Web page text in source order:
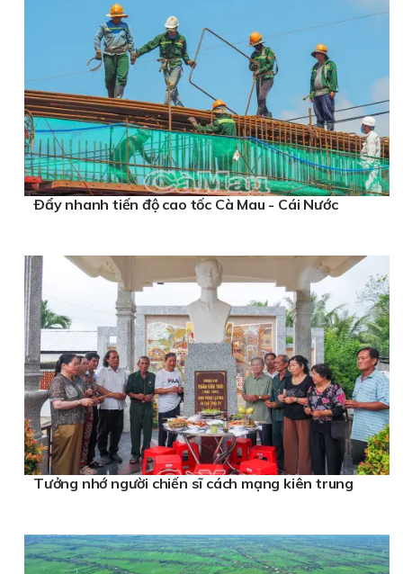
Ðẩy nhanh tiến độ cao tốc Cà Mau - Cái Nước
Tưởng nhớ người chiến sĩ cách mạng kiên trung